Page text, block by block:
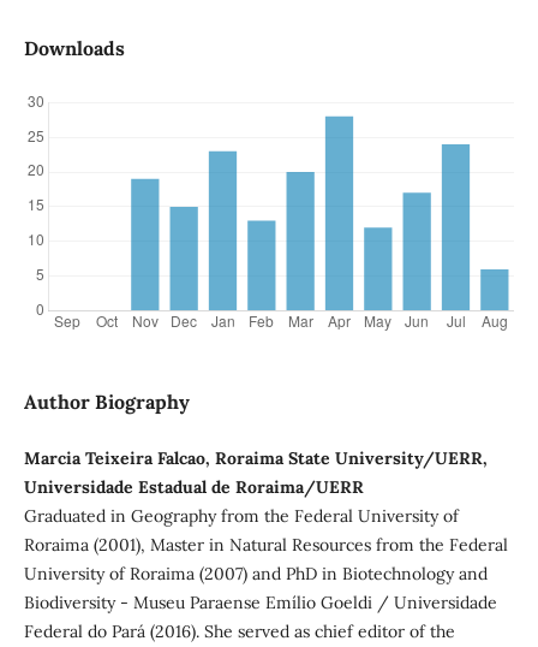
Downloads
Author Biography
Marcia Teixeira Falcao, Roraima State University/UERR,
Universidade Estadual de Roraima/UERR
Graduated in Geography from the Federal University of
Roraima (2001), Master in Natural Resources from the Federal
University of Roraima (2007) and PhD in Biotechnology and
Biodiversity - Museu Paraense Emílio Goeldi / Universidade
Federal do Pará (2016). She served as chief editor of the